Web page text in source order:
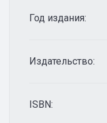
Год издания:
Издательство:
ISBN: